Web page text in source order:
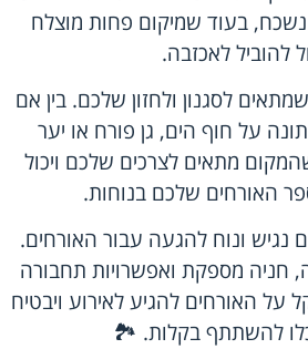
נשכח, בעוד שמיקום פחות מוצלח
להוביל לאכזבה.
לסגנון ולחזון שלכם. בין אם
על חוף הים, גן פורח או יער
מתאים לצרכים שלכם ויכול
האורחים שלכם בנוחות.
נגיש ונוח להגעה עבור האורחים.
חניה מספקת ואפשרויות תחבורה
על האורחים להגיע לאירוע ויבטיח
להשתתף בקלות. 🏞️